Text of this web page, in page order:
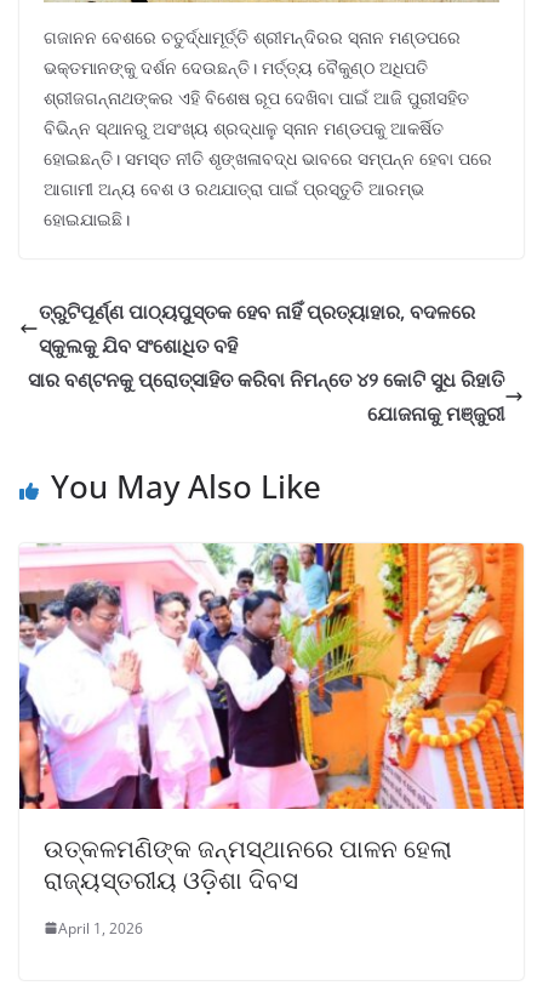
ଗଜାନନ ବେଶରେ ଚତୁର୍ଦ୍ଧାମୂର୍ତ୍ତି ଶ୍ରୀମନ୍ଦିରର ସ୍ନାନ ମଣ୍ଡପରେ
ଭକ୍ତମାନଙ୍କୁ ଦର୍ଶନ ଦେଉଛନ୍ତି। ମର୍ତ୍ତ୍ୟ ବୈକୁଣ୍ଠ ଅଧିପତି
ଶ୍ରୀଜଗନ୍ନାଥଙ୍କର ଏହି ବିଶେଷ ରୂପ ଦେଖିବା ପାଇଁ ଆଜି ପୁରୀସହିତ
ବିଭିନ୍ନ ସ୍ଥାନରୁ ଅସଂଖ୍ୟ ଶ୍ରଦ୍ଧାଳୁ ସ୍ନାନ ମଣ୍ଡପକୁ ଆକର୍ଷିତ
ହୋଇଛନ୍ତି। ସମସ୍ତ ନୀତି ଶୃଙ୍ଖଳାବଦ୍ଧ ଭାବରେ ସମ୍ପନ୍ନ ହେବା ପରେ
ଆଗାମୀ ଅନ୍ୟ ବେଶ ଓ ରଥଯାତ୍ରା ପାଇଁ ପ୍ରସ୍ତୁତି ଆରମ୍ଭ
ହୋଇଯାଇଛି।
ତ୍ରୁଟିପୂର୍ଣ୍ଣ ପାଠ୍ୟପୁସ୍ତକ ହେବ ନାହିଁ ପ୍ରତ୍ୟାହାର, ବଦଳରେ
ସ୍କୁଲକୁ ଯିବ ସଂଶୋଧିତ ବହି
ସାର ବଣ୍ଟନକୁ ପ୍ରୋତ୍ସାହିତ କରିବା ନିମନ୍ତେ ୪୨ କୋଟି ସୁଧ ରିହାତି
ଯୋଜନାକୁ ମଞ୍ଜୁରୀ
You May Also Like
ଉତ୍କଳମଣିଙ୍କ ଜନ୍ମସ୍ଥାନରେ ପାଳନ ହେଲା
ରାଜ୍ୟସ୍ତରୀୟ ଓଡ଼ିଶା ଦିବସ
April 1, 2026